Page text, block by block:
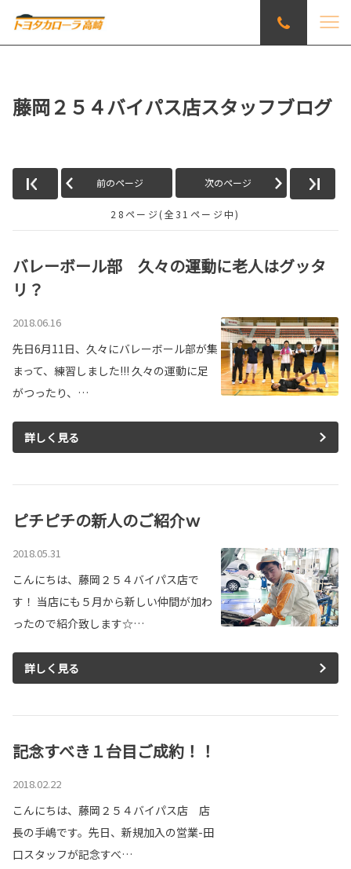
藤岡２５４バイパス店スタッフブログ
前のページ 次のページ
28ページ(全31ページ中)
バレーボール部 久々の運動に老人はグッタ
リ？
2018.06.16
先日6月11日、久々にバレーボール部が集
まって、練習しました!!! 久々の運動に足
がつったり、…
詳しく見る
ピチピチの新人のご紹介ｗ
2018.05.31
こんにちは、藤岡２５４バイパス店で
す！ 当店にも５月から新しい仲間が加わ
ったので紹介致します☆…
詳しく見る
記念すべき１台目ご成約！！
2018.02.22
こんにちは、藤岡２５４バイパス店 店
長の手嶋です。先日、新規加入の営業-田
口スタッフが記念すべ…